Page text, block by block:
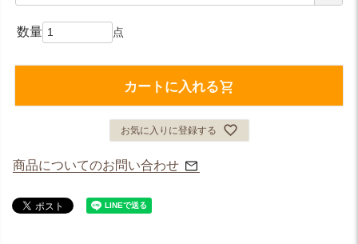
カートに入れる
お気に入りに登録する
商品についてのお問い合わせ